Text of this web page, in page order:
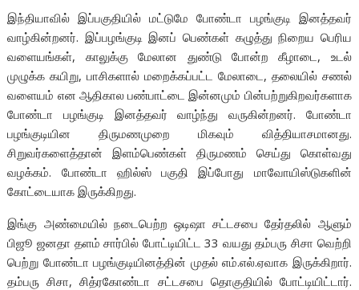
இந்தியாவில் இப்பகுதியில் மட்டுமே போண்டா பழங்குடி இனத்தவர்
வாழ்கின்றனர். இப்பழங்குடி இனப் பெண்கள் கழுத்து நிறைய பெரிய
வளையங்கள், காலுக்கு மேலான துண்டு போன்ற கீழாடை, உடல்
முழுக்க கயிறு, பாசிகளால் மறைக்கப்பட்ட மேலாடை, தலையில் சணல்
வளையம் என ஆதிகால பண்பாட்டை இன்னமும் பின்பற்றுகிறவர்களாக
போண்டா பழங்குடி இனத்தவர் வாழ்ந்து வருகின்றனர். போண்டா
பழங்குடியின திருமணமுறை மிகவும் வித்தியாசமானது.
சிறுவர்களைத்தான் இளம்பெண்கள் திருமணம் செய்து கொள்வது
வழக்கம். போண்டா ஹில்ஸ் பகுதி இப்போது மாவோயிஸ்டுகளின்
கோட்டையாக இருக்கிறது.
இங்கு அண்மையில் நடைபெற்ற ஒடிஷா சட்டசபை தேர்தலில் ஆளும்
பிஜூ ஜனதா தளம் சார்பில் போட்டியிட்ட 33 வயது தம்பரு சிசா வெற்றி
பெற்று போண்டா பழங்குடியினத்தின் முதல் எம்.எல்.ஏவாக இருக்கிறார்.
தம்பரு சிசா, சித்ரகோண்டா சட்டசபை தொகுதியில் போட்டியிட்டார்.